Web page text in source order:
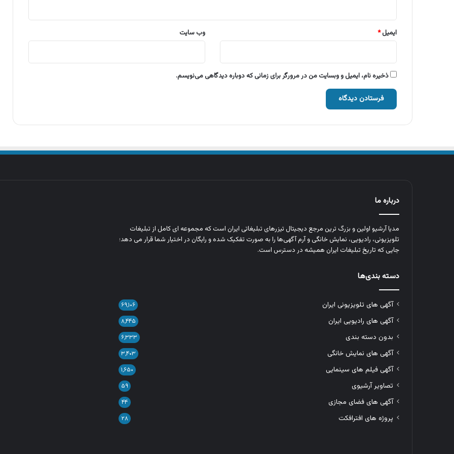
ایمیل* وب‌ سایت
ذخیره نام، ایمیل و وبسایت من در مرورگر برای زمانی که دوباره دیدگاهی می‌نویسم.
درباره ما
مدیا آرشیو اولین و بزرگ‌ ترین مرجع دیجیتال تیزرهای تبلیغاتی ایران است که مجموعه‌ ای کامل از تبلیغات
تلویزیونی، رادیویی، نمایش خانگی و آرم‌ آگهی‌ها را به‌ صورت تفکیک‌ شده و رایگان در اختیار شما قرار می‌ دهد؛
جایی که تاریخ تبلیغات ایران همیشه در دسترس است.
دسته بندی‌ها
آگهی های تلویزیونی ایران ۶۹,۱۰۶
آگهی های رادیویی ایران ۸,۴۴۵
بدون دسته بندی ۶,۳۳۳
آگهی های نمایش خانگی ۳,۴۰۳
آگهی فیلم های سینمایی ۱,۶۵۰
تصاویر آرشیوی ۵۹
آگهی های فضای مجازی ۴۴
پروژه های افترافکت ۲۸